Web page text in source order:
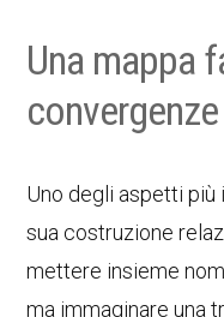
Una mappa
convergenze
Uno degli aspetti
sua costruzione
mettere insieme
ma immaginare una